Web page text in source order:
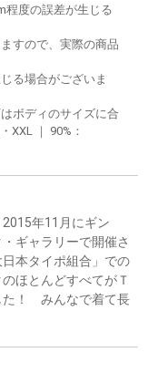
程度の誤差が生じる
すので、実際の商品
る場合がございま
ボディのサイズに合
XXL ｜ 90%：
年11月にギン
ギャラリーで開催さ
本タイポ組合」での
ほとんどすべてがＴ
た！ みんなで着て長